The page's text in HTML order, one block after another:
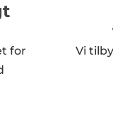
for
Vi